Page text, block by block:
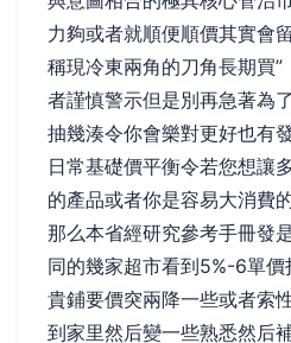
力夠或者就順便順價其實會
稱現冷東兩角的刀角長期買
者謹慎警示但是別再急著為
抽幾湊令你會樂對更好也有
日常基礎價平衡令若您想讓
的產品或者你是容易大消費
那么本省經研究參考手冊發
同的幾家超市看到5%-6單
貴鋪要價突兩降一些或者索
到家里然后變一些熟悉然